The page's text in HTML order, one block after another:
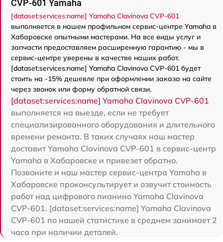
CVP-601 Yamaha
[dataset:services:name] Yamaha Clavinova CVP-601
выполняется в нашем профильном сервис-центре Yamaha в
Хабаровске опытными мастерами. На все виды услуг и
запчасти предоставляем расширенную гарантию - мы в
сервис-центре уверены в качестве наших работ.
[dataset:services:name] Yamaha Clavinova CVP-601 будет
стоить на -15% дешевле при оформлении заказа на сайте
через звонок или форму обратной связи.
[dataset:services:name] Yamaha Clavinova CVP-601
выполняется на выезде, если не требует
специализированного оборудования и длительного
времени ремонта. В таких случаях наш мастер
доставит Yamaha Clavinova CVP-601 в сервис-центр
Yamaha в Хабаровске и привезет обратно.
Позвоните и наш мастер сервис-центра Yamaha в
Хабаровске проконсультирует и озвучит стоимость
работ над цифрового пианино Yamaha Clavinova
CVP-601. [dataset:services:name] Yamaha Clavinova
CVP-601 по нашей статистике в среднем занимает 2
часа при наличии деталей.